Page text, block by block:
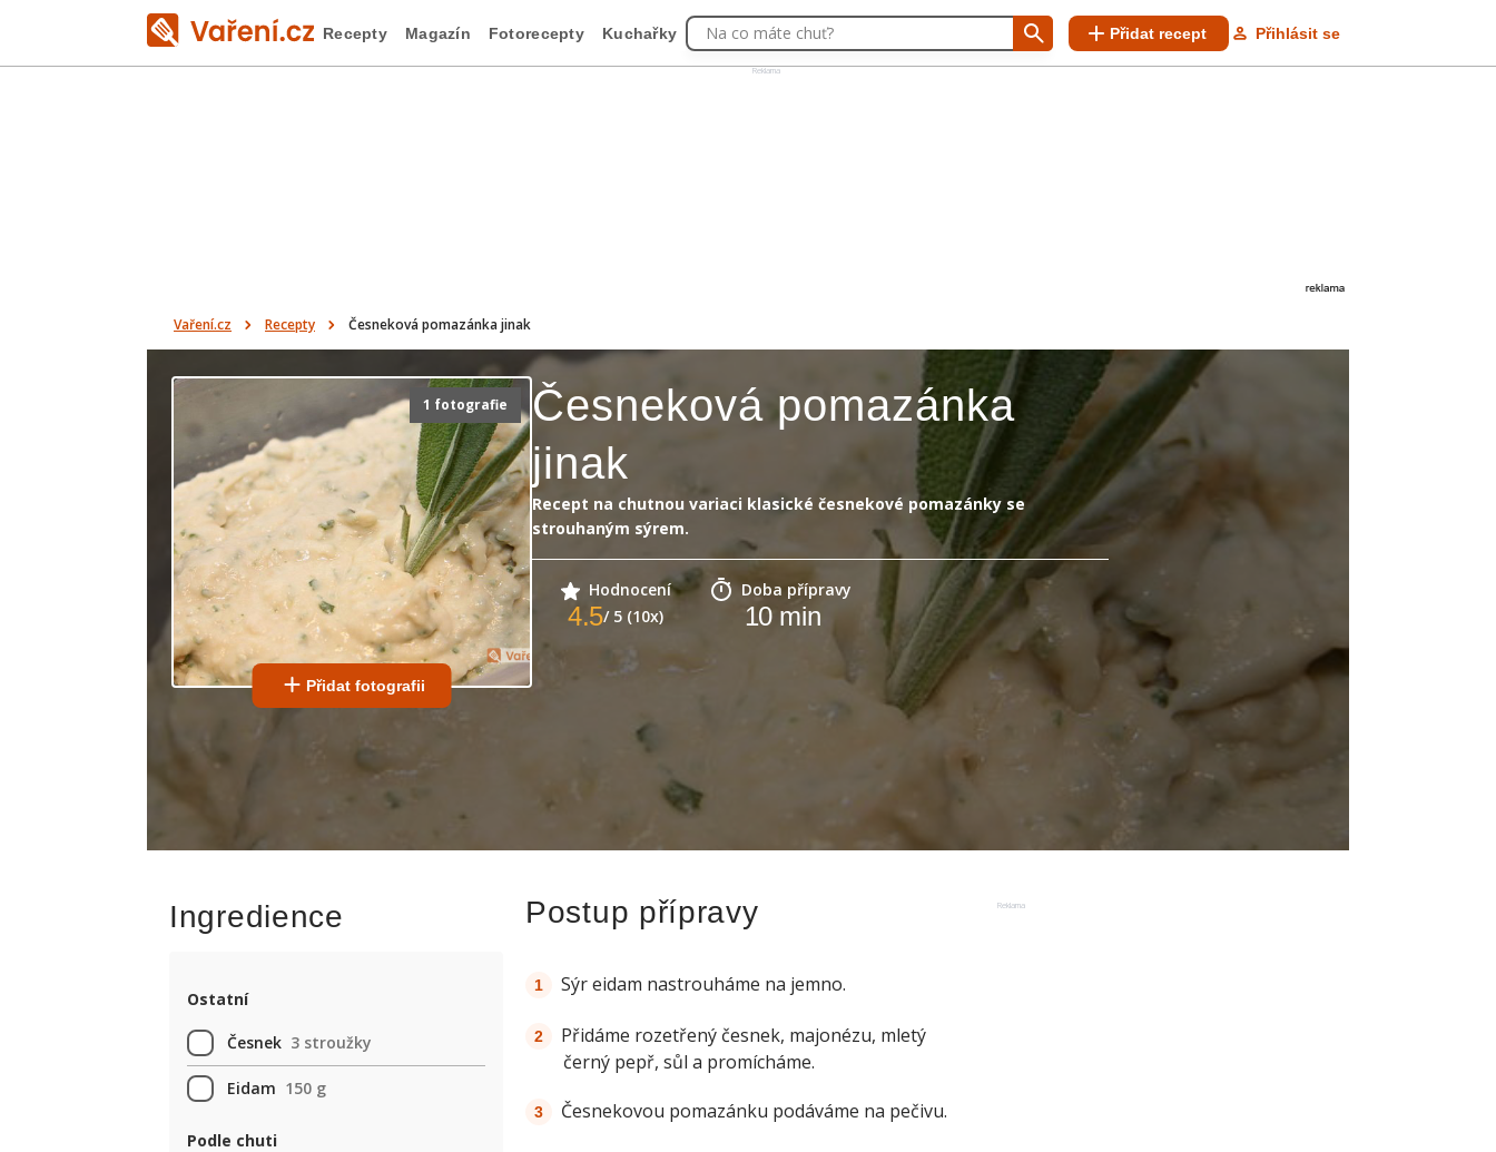
Reklama
Recepty Magazín Fotorecepty Kuchařky Na co máte chuť? Přidat recept Přihlásit se
Vaření.cz Recepty Česneková pomazánka jinak
1 fotografie
Přidat fotografii
Česneková pomazánka
jinak
Recept na chutnou variaci klasické česnekové pomazánky se
strouhaným sýrem.
Hodnocení
4.5/ 5 (10x)
Doba přípravy
10min
Reklama
Ingredience
Ostatní
Česnek 3 stroužky
Eidam 150 g
Podle chuti
Postup přípravy
Sýr eidam nastrouháme na jemno.
Přidáme rozetřený česnek, majonézu, mletý
černý pepř, sůl a promícháme.
Česnekovou pomazánku podáváme na pečivu.